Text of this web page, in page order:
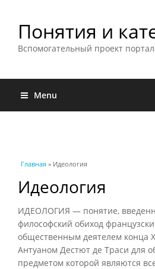
Понятия и
Вспомогательный проект
Menu
Вы здесь
Главная » Идеология
Идеология
ИДЕОЛОГИЯ — понятие,
философский обиход
общественным деятелем конца
Антуаном Дестют де Траси для
предметом которой являются